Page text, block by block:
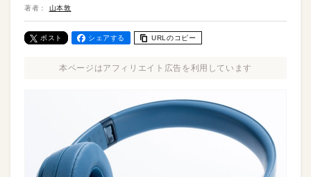
著者： 山本敦
ポスト シェアする URLのコピー
本ページはアフィリエイト広告を利用しています